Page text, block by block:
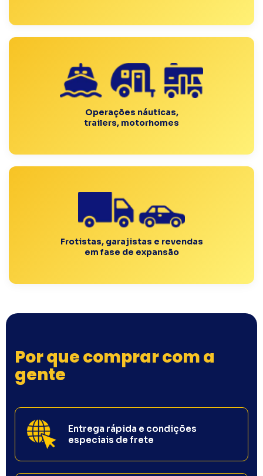
Operações náuticas,
trailers, motorhomes
Frotistas, garajistas e revendas
em fase de expansão
Por que comprar com a
gente
Entrega rápida e condições
especiais de frete